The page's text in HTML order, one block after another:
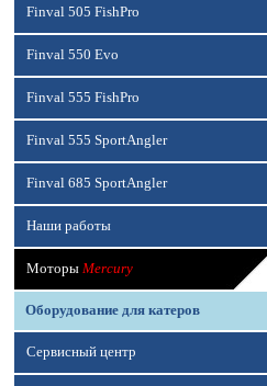
Finval 505 FishPro
Finval 550 Evo
Finval 555 FishPro
Finval 555 SportAngler
Finval 685 SportAngler
Наши работы
Моторы Mercury
Оборудование для катеров
Сервисный центр